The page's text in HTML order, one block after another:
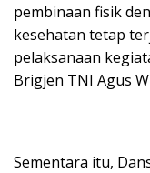
pembinaan fisik
kesehatan tetap
pelaksanaan
Brigjen TNI Agus
Sementara itu,